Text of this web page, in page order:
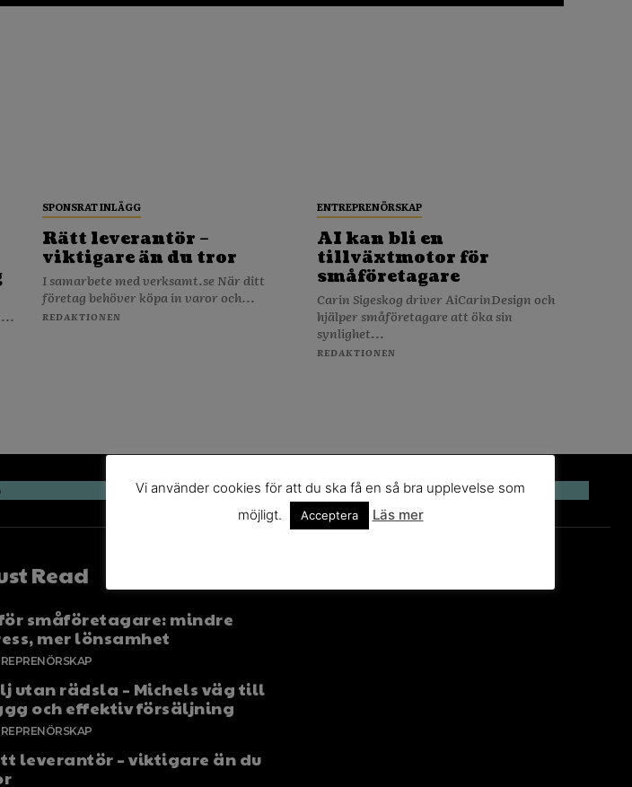
SPONSRAT INLÄGG
Rätt leverantör –
viktigare än du tror
I samarbete med verksamt.se När ditt
företag behöver köpa in varor och...
REDAKTIONEN
ENTREPRENÖRSKAP
AI kan bli en
tillväxtmotor för
småföretagare
Carin Sigeskog driver AiCarinDesign och
hjälper småföretagare att öka sin
synlighet...
REDAKTIONEN
Read
småföretagare: mindre
mer lönsamhet
utan rädsla – Michels väg till
och effektiv försäljning
leverantör – viktigare än du
Vi använder cookies för att du ska få en så bra upplevelse som
möjligt.
Acceptera Läs mer